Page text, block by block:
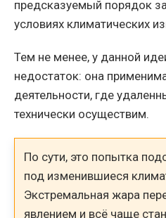
предсказуемый порядок
условиях климатических
Тем не менее, у данной
недостаток: она
деятельности, где
технически осуществим.
По сути, это попытка
под изменившиеся
Экстремальная жара
явлением и всё чаще